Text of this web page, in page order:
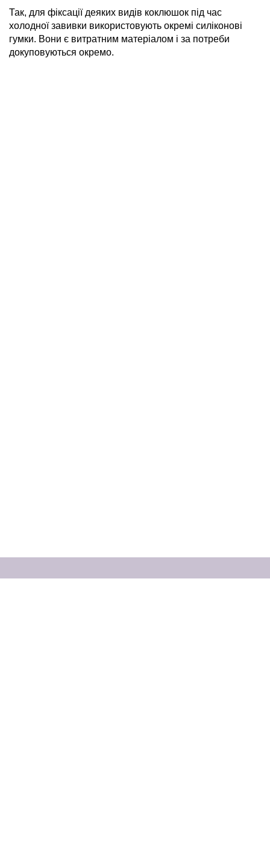
Так, для фіксації деяких видів коклюшок під час
холодної завивки використовують окремі силіконові
гумки. Вони є витратним матеріалом і за потреби
докуповуються окремо.